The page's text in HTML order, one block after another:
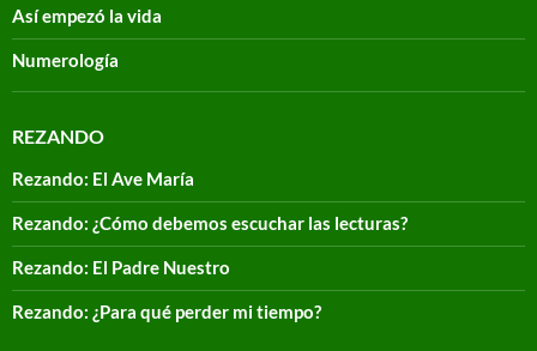
Así empezó la vida
Numerología
REZANDO
Rezando: El Ave María
Rezando: ¿Cómo debemos escuchar las lecturas?
Rezando: El Padre Nuestro
Rezando: ¿Para qué perder mi tiempo?